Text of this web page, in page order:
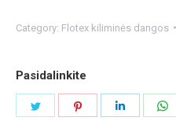
Category: Flotex kiliminės dangos
Pasidalinkite